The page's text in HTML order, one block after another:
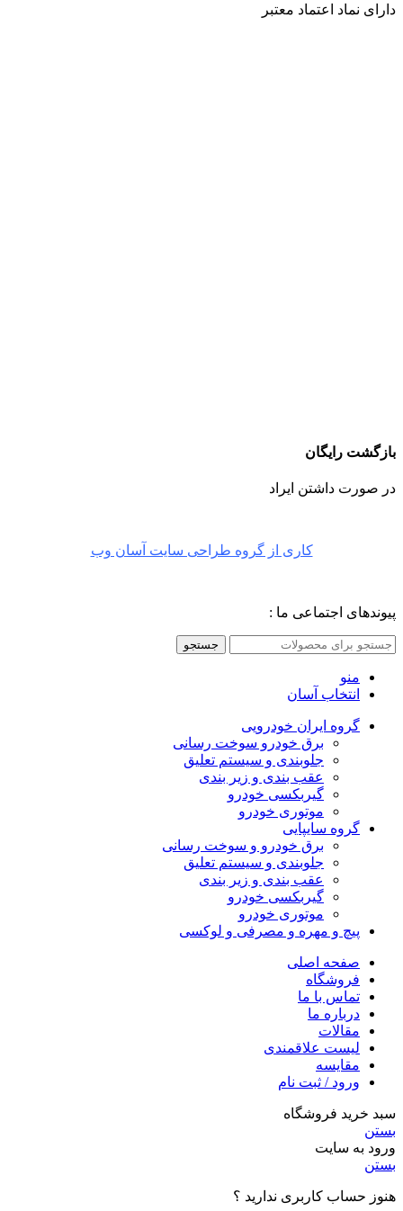
دارای نماد اعتماد معتبر
بازگشت رایگان
در صورت داشتن ایراد
کاری از گروه طراحی سایت آسان وب
پیوندهای اجتماعی ما :
جستجو
منو
انتخاب آسان
گروه ایران خودرویی
برق خودرو سوخت رسانی
جلوبندی و سیستم تعلیق
عقب بندی و زیر بندی
گیربکسی خودرو
موتوری خودرو
گروه سایپایی
برق خودرو و سوخت رسانی
جلوبندی و سیستم تعلیق
عقب بندی و زیر بندی
گیربکسی خودرو
موتوری خودرو
پیچ و مهره و مصرفی و لوکسی
صفحه اصلی
فروشگاه
تماس با ما
درباره ما
مقالات
لیست علاقمندی
مقایسه
ورود / ثبت نام
سبد خرید فروشگاه
بستن
ورود به سایت
بستن
هنوز حساب کاربری ندارید ؟